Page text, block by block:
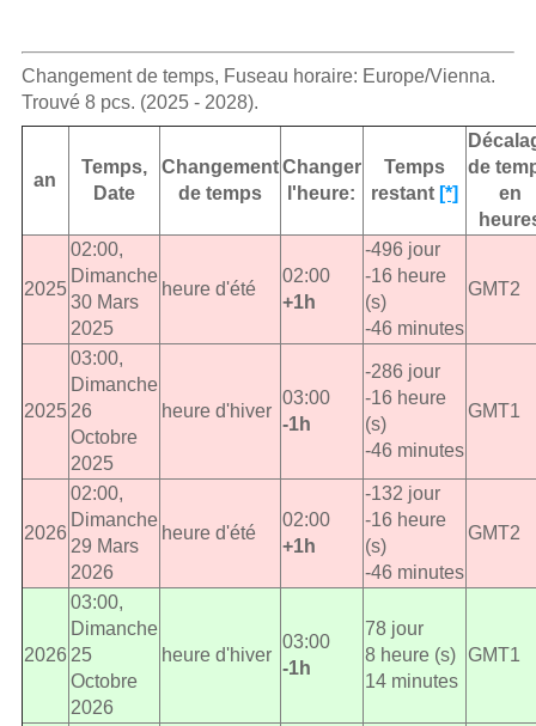
Changement de temps, Fuseau horaire: Europe/Vienna.
Trouvé 8 pcs. (2025 - 2028).
an
Temps,
Date
Changement
de temps
Changer
l'heure:
Temps
restant [*]
de
en
2025
02:00,
Dimanche
30 Mars
2025
heure d'été
02:00
+1h
-496 jour
-16 heure
(s)
-46 minutes
GMT2
2025
03:00,
Dimanche
26
Octobre
2025
heure d'hiver
03:00
-1h
-286 jour
-16 heure
(s)
-46 minutes
GMT1
2026
02:00,
Dimanche
29 Mars
2026
heure d'été
02:00
+1h
-132 jour
-16 heure
(s)
-46 minutes
GMT2
2026
03:00,
Dimanche
25
Octobre
2026
heure d'hiver
03:00
-1h
78 jour
8 heure (s)
14 minutes
GMT1